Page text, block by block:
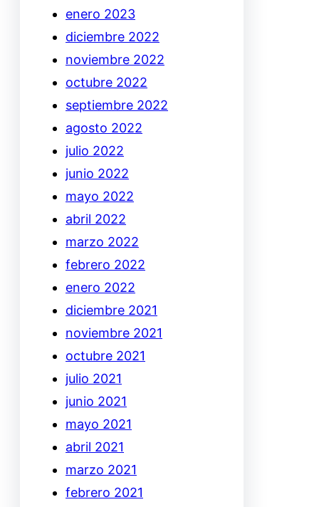
enero 2023
diciembre 2022
noviembre 2022
octubre 2022
septiembre 2022
agosto 2022
julio 2022
junio 2022
mayo 2022
abril 2022
marzo 2022
febrero 2022
enero 2022
diciembre 2021
noviembre 2021
octubre 2021
julio 2021
junio 2021
mayo 2021
abril 2021
marzo 2021
febrero 2021